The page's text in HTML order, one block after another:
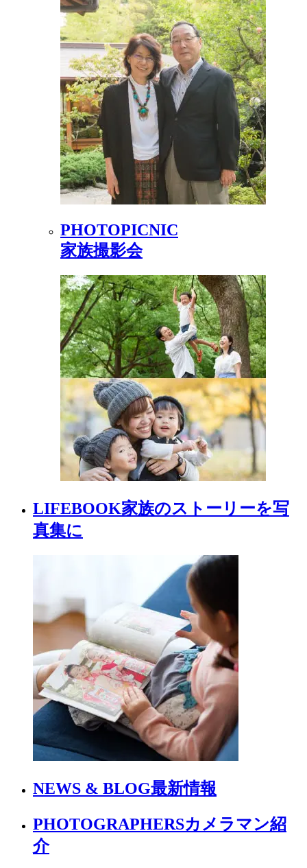
PHOTOPICNIC
家族撮影会
LIFEBOOK家族のストーリーを写
真集に
NEWS & BLOG最新情報
PHOTOGRAPHERSカメラマン紹
介